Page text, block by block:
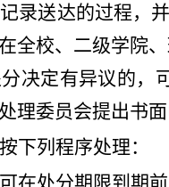
录送达的过程，
全校、 二级学院
决定有异议的，
理委员会提出书面
下列程序处理：
在处分期限到期前